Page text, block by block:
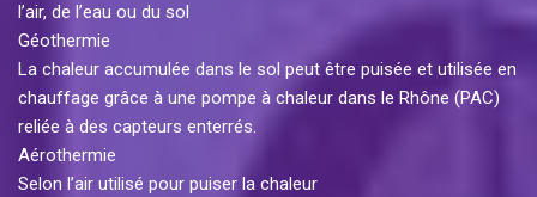
l’air, de l’eau ou du sol
Géothermie
La chaleur accumulée dans le sol peut être puisée et utilisée en
chauffage grâce à une pompe à chaleur dans le Rhône (PAC)
reliée à des capteurs enterrés.
Aérothermie
Selon l’air utilisé pour puiser la chaleur